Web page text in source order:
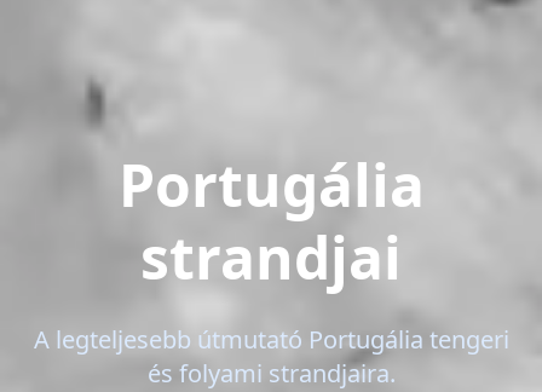
Portugália
strandjai
A legteljesebb útmutató Portugália tengeri
és folyami strandjaira.